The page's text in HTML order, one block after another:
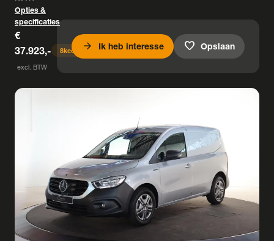
Opties &
specificaties
€
37.923,-
excl. BTW
8keer bekeken
arrow_forward Ik heb interesse favorite Opslaan